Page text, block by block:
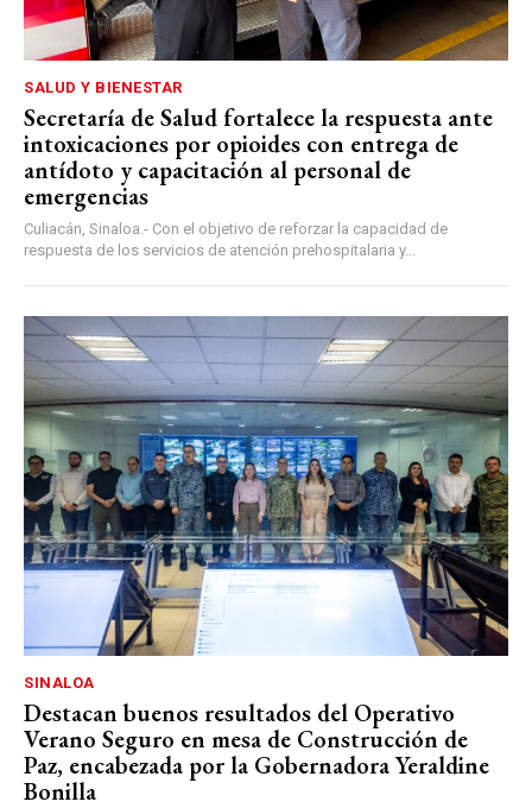
SALUD Y BIENESTAR
Secretaría de Salud fortalece la respuesta ante
intoxicaciones por opioides con entrega de
antídoto y capacitación al personal de
emergencias
Culiacán, Sinaloa.- Con el objetivo de reforzar la capacidad de
respuesta de los servicios de atención prehospitalaria y...
SINALOA
Destacan buenos resultados del Operativo
Verano Seguro en mesa de Construcción de
Paz, encabezada por la Gobernadora Yeraldine
Bonilla